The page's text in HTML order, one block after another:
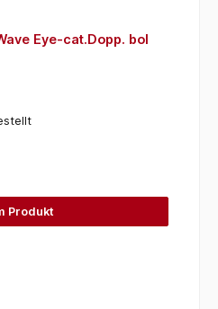
Eye-cat.Dopp. bol
Produkt